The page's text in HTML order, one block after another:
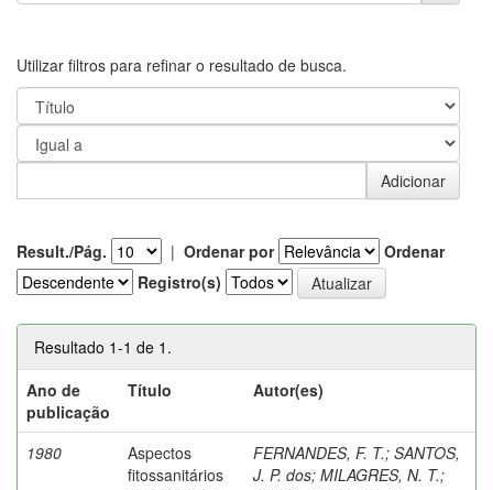
Utilizar filtros para refinar o resultado de busca.
Result./Pág. | Ordenar por
Ordenar
Registro(s)
Resultado 1-1 de 1.
Ano de
publicação
Título Autor(es)
1980
Aspectos
fitossanitários
FERNANDES, F. T.; SANTOS,
J. P. dos; MILAGRES, N. T.;